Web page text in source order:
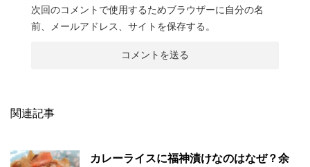
次回のコメントで使用するためブラウザーに自分の名
前、メールアドレス、サイトを保存する。
関連記事
カレーライスに福神漬けなのはなぜ？余